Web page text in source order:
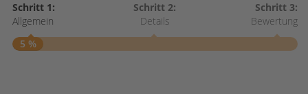
Schritt 1:
Allgemein
Schritt 2:
Details
Schritt 3:
Bewertung
5 %